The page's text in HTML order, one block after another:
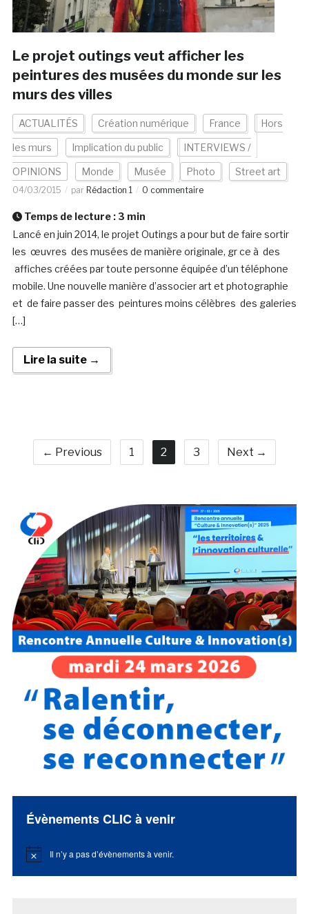
Le projet outings veut afficher les
peintures des musées du monde sur les
murs des villes
ACTUALITÉS Création numérique France Hors
les murs Implication du public INTERVIEWS /
OPINIONS Monde Musée Photo Street art
04/03/2015 par Rédaction 1 0 commentaire
Temps de lecture : 3 min
Lancé en juin 2014, le projet Outings a pour but de faire sortir
les œuvres des musées de manière originale, gr ce à des
affiches créées par toute personne équipée d’un téléphone
mobile. Une nouvelle manière d’associer art et photographie
et de faire passer des peintures moins célèbres des galeries
[…]
Lire la suite →
← Previous 1 2 3 Next →
Évènements CLIC à venir
Notice Il n’y a pas d’évènements à venir.